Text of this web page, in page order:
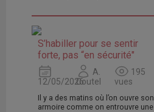
S’habiller pour se sentir
forte, pas “en sécurité"
12/05/2026
A.
Coutel
195
vues
Il y a des matins où l’on ouvre son
armoire comme on entrouvre une